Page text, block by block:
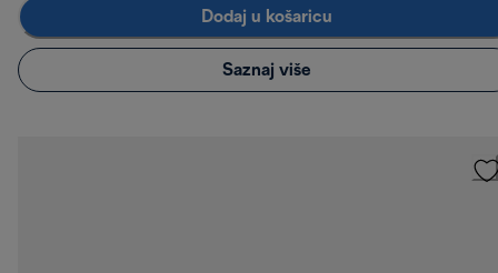
Dodaj u košaricu
Saznaj više